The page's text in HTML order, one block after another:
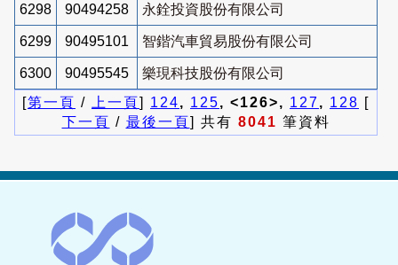
6298 90494258 永銓投資股份有限公司
6299 90495101 智鍇汽車貿易股份有限公司
6300 90495545
樂現科技股份有限公司
[第一頁 / 上一頁] 124, 125, <126>, 127, 128 [
下一頁 / 最後一頁] 共有 8041 筆資料